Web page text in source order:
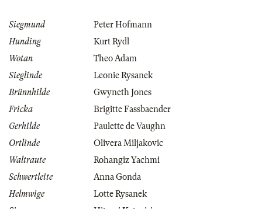
Siegmund
Peter Hofmann
Hunding
Kurt Rydl
Wotan
Theo Adam
Sieglinde
Leonie Rysanek
Brünnhilde
Gwyneth Jones
Fricka
Brigitte Fassbaender
Gerhilde
Paulette de Vaughn
Ortlinde
Olivera Miljakovic
Waltraute
Rohangiz Yachmi
Schwertleite
Anna Gonda
Helmwige
Lotte Rysanek